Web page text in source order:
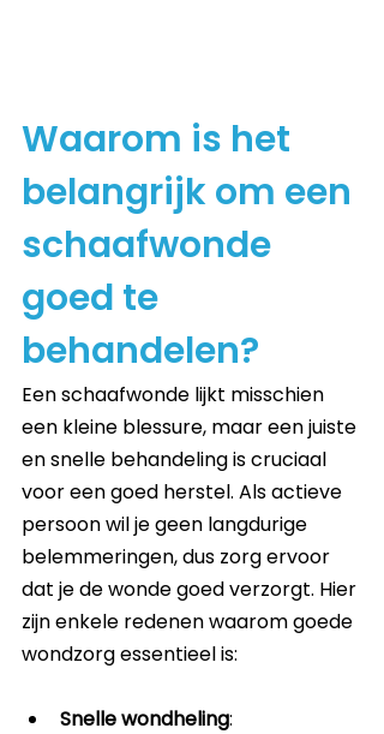
Waarom is het
belangrijk om een
schaafwonde
goed te
behandelen?
Een schaafwonde lijkt misschien
een kleine blessure, maar een juiste
en snelle behandeling is cruciaal
voor een goed herstel. Als actieve
persoon wil je geen langdurige
belemmeringen, dus zorg ervoor
dat je de wonde goed verzorgt. Hier
zijn enkele redenen waarom goede
wondzorg essentieel is:
Snelle wondheling: